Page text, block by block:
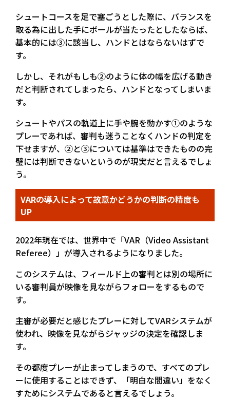
シュートコースを足で塞ごうとした際に、バランスを
取る為に出した手にボールが当たったとしたならば、
基本的には③に該当し、ハンドとはならないはずで
す。
しかし、それがもしも②のように体の幅を広げる動き
だと判断されてしまったら、ハンドとなってしまいま
す。
シュートやパスの軌道上に手や腕を動かす①のような
プレーであれば、審判も迷うことなくハンドの判定を
下せますが、②と③については基準はできたものの完
璧には判断できないというのが現実だと言えるでしょ
う。
VARの導入によって故意かどうかの判断の精度も
UP
2022年現在では、世界中で「VAR（Video Assistant
Referee）」が導入されるようになりました。
このシステムは、フィールド上の審判とは別の場所に
いる審判員が映像を見ながらフォローをするもので
す。
主審が必要だと感じたプレーに対してVARシステムが
使われ、映像を見ながらジャッジの決定を確認しま
す。
その都度プレーが止まってしまうので、すべてのプレ
ーに使用することはできず、「明白な間違い」をなく
すためにシステムであると言えるでしょう。